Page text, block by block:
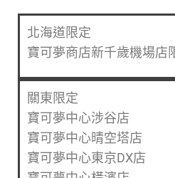
北海道限定
寶可夢商店新千歲機場店
關東限定
寶可夢中心涉谷店
寶可夢中心晴空塔店
寶可夢中心東京DX店